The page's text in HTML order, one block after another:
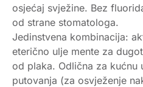
osjećaj svježine. Bez
od strane stomatologa.
Jedinstvena kombinacija:
eterično ulje mente za
od plaka. Odlična za kućnu
putovanja (za osvježenje